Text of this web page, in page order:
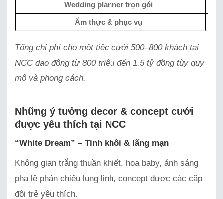
Wedding planner trọn gói
Ẩm thực & phục vụ
Tổng chi phí cho một tiệc cưới 500–800 khách tại
NCC dao động từ 800 triệu đến 1,5 tỷ đồng tùy quy
mô và phong cách.
Những ý tưởng decor & concept cưới
được yêu thích tại NCC
“White Dream” – Tinh khôi & lãng mạn
Không gian trắng thuần khiết, hoa baby, ánh sáng
pha lê phản chiếu lung linh, concept được các cặp
đôi trẻ yêu thích.